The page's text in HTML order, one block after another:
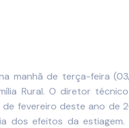
manhã de terça-feira
Rural. O diretor
fevereiro deste ano de
dos efeitos da